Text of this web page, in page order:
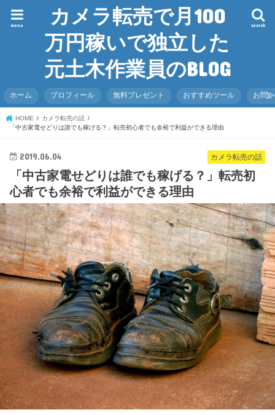
カメラ転売で月100
万円稼いで独立した
元土木作業員のBLOG
search
menu
ホーム プロフィール 無料プレゼント おすすめツール お問
HOME
カメラ転売の話
「中古家電せどりは誰でも稼げる？」転売初心者でも余裕で利益ができる理由
カメラ転売の話
2019.06.04
「中古家電せどりは誰でも稼げる？」転売初
心者でも余裕で利益ができる理由